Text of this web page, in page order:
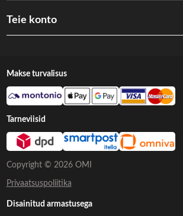
Teie konto
Copyright © 2026 OMI
Privaatsuspoliitika
Makse turvalisus
Tarneviisid
Disainitud armastusega